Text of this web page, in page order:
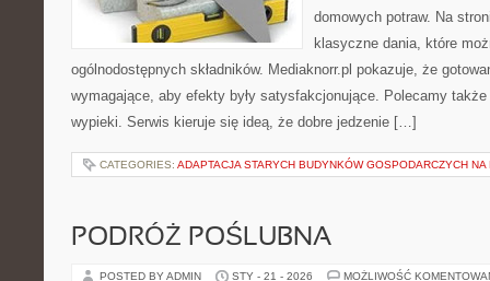
domowych potraw. Na
klasyczne dania, które
ogólnodostępnych składników. Mediaknorr.pl pokazuje, że
wymagające, aby efekty były satysfakcjonujące. Polecamy
wypieki. Serwis kieruje się ideą, że dobre jedzenie […]
CATEGORIES: ADAPTACJA STARYCH BUDYNKÓW GOSPODARCZYCH
PODRÓŻ POŚLUBNA
POSTED BY ADMIN STY - 21 - 2026 MOŻLIWOŚĆ